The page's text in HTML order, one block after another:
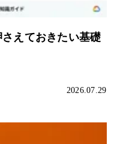
えておきたい基礎
2026.07.29